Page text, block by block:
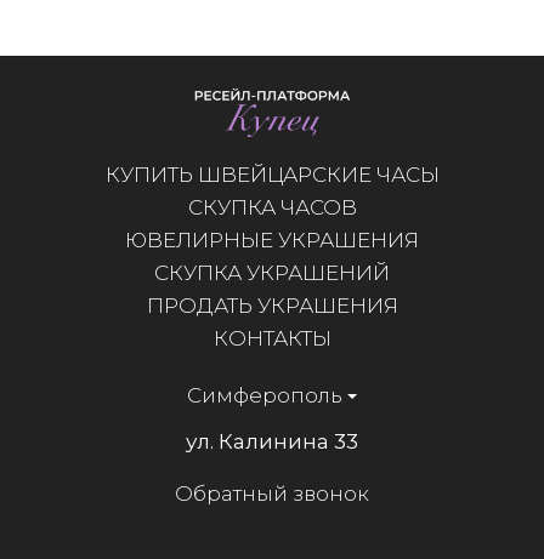
КУПИТЬ ШВЕЙЦАРСКИЕ ЧАСЫ
СКУПКА ЧАСОВ
ЮВЕЛИРНЫЕ УКРАШЕНИЯ
СКУПКА УКРАШЕНИЙ
ПРОДАТЬ УКРАШЕНИЯ
КОНТАКТЫ
Симферополь
ул. Калинина 33
Обратный звонок